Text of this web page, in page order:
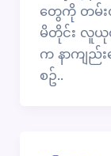
တွေကို တမ်
မိတိုင်း လူ
က နာကျည်
စဥ်..